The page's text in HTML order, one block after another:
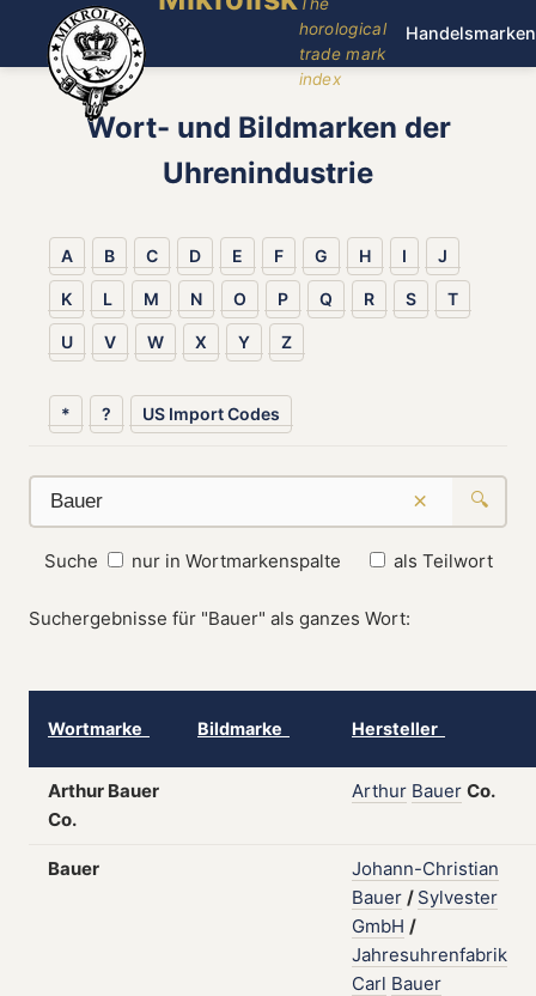
horological
trade mark
index
Handelsmarken
Wort- und Bildmarken der
Uhrenindustrie
A B C D E F G H I J
K L M N O P Q R S T
U V W X Y Z
* ? US Import Codes
× 🔍
Suche nur in Wortmarkenspalte als Teilwort
Suchergebnisse für "Bauer" als ganzes Wort:
Wortmarke Bildmarke Hersteller
Arthur Bauer
Co.
Arthur Bauer Co.
Bauer
Johann-Christian
Bauer / Sylvester
GmbH /
Jahresuhrenfabrik
Carl Bauer